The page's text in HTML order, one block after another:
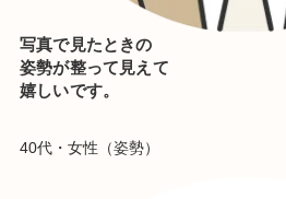
写真で見たときの
姿勢が整って見えて
嬉しいです。
40代・女性（姿勢）